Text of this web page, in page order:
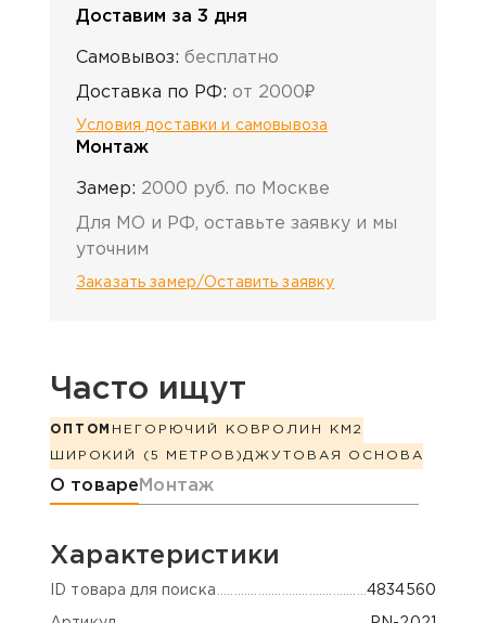
Доставим за 3 дня
Самовывоз: бесплатно
Доставка по РФ: от 2000₽
Условия доставки и самовывоза
Монтаж
Замер: 2000 руб. по Москве
Для МО и РФ, оставьте заявку и мы
уточним
Заказать замер/Оставить заявку
Часто ищут
ОПТОМ НЕГОРЮЧИЙ КОВРОЛИН КМ2
ШИРОКИЙ (5 МЕТРОВ) ДЖУТОВАЯ ОСНОВА
Информация о товаре
О товаре Монтаж
Характеристики
ID товара для поиска 4834560